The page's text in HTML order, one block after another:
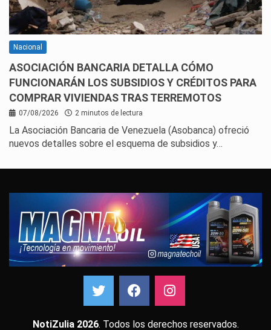
Nacional
ASOCIACIÓN BANCARIA DETALLA CÓMO
FUNCIONARÁN LOS SUBSIDIOS Y CRÉDITOS PARA
COMPRAR VIVIENDAS TRAS TERREMOTOS
07/08/2026 2 minutos de lectura
La Asociación Bancaria de Venezuela (Asobanca) ofreció
nuevos detalles sobre el esquema de subsidios y…
NotiZulia 2026. Todos los derechos reservados.